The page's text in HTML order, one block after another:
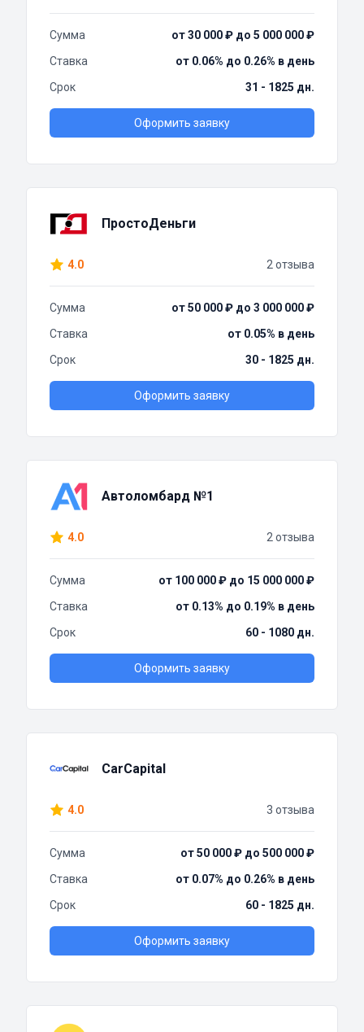
Сумма
от 30 000 ₽ до 5 000 000 ₽
Ставка
от 0.06% до 0.26% в день
Срок
31 - 1825 дн.
Оформить заявку
ПростоДеньги
4.0 2 отзыва
Сумма
от 50 000 ₽ до 3 000 000 ₽
Ставка
от 0.05% в день
Срок
30 - 1825 дн.
Оформить заявку
Автоломбард №1
4.0 2 отзыва
Сумма
от 100 000 ₽ до 15 000 000 ₽
Ставка
от 0.13% до 0.19% в день
Срок
60 - 1080 дн.
Оформить заявку
CarCapital
4.0 3 отзыва
Сумма
от 50 000 ₽ до 500 000 ₽
Ставка
от 0.07% до 0.26% в день
Срок
60 - 1825 дн.
Оформить заявку